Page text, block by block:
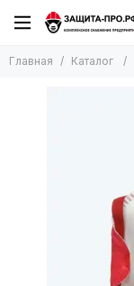
Главная Каталог